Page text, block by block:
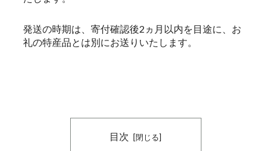
発送の時期は、寄付確認後2ヵ月以内を目途に、お
礼の特産品とは別にお送りいたします。
目次